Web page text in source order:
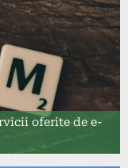
oferite de e-